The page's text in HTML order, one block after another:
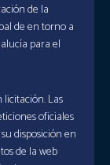
de la
de en torno a
para el
licitación. Las
oficiales
disposición en
de la web